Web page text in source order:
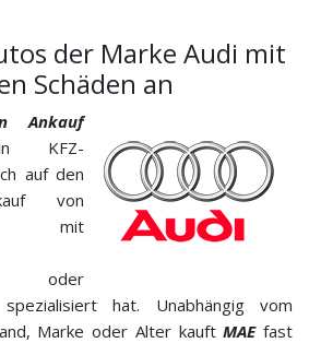
der Marke Audi mit
Schäden an
Ankauf
KFZ-
auf den
von
mit
spezialisiert hat. Unabhängig vom
Marke oder Alter kauftMAEfast